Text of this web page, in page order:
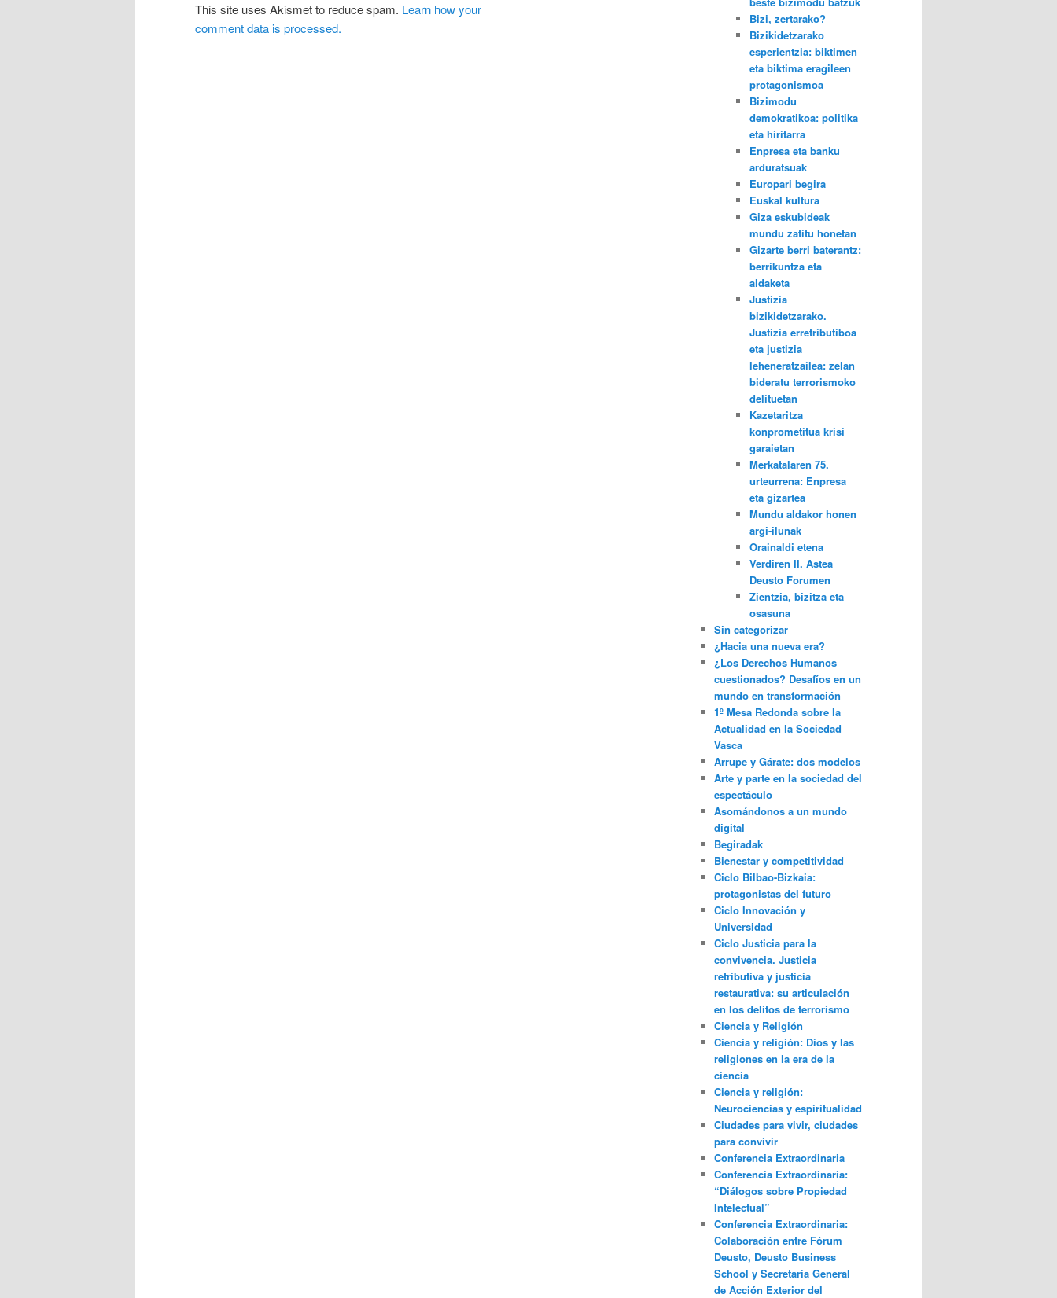
This site uses Akismet to reduce spam. Learn how your
comment data is processed.
Bizi, zertarako?
Bizikidetzarako
esperientzia: biktimen
eta biktima eragileen
protagonismoa
Bizimodu
demokratikoa: politika
eta hiritarra
Enpresa eta banku
arduratsuak
Europari begira
Euskal kultura
Giza eskubideak
mundu zatitu honetan
Gizarte berri baterantz:
berrikuntza eta
aldaketa
Justizia
bizikidetzarako.
Justizia erretributiboa
eta justizia
leheneratzailea: zelan
bideratu terrorismoko
delituetan
Kazetaritza
konprometitua krisi
garaietan
Merkatalaren 75.
urteurrena: Enpresa
eta gizartea
Mundu aldakor honen
argi-ilunak
Orainaldi etena
Verdiren II. Astea
Deusto Forumen
Zientzia, bizitza eta
osasuna
Sin categorizar
¿Hacia una nueva era?
¿Los Derechos Humanos
cuestionados? Desafíos en un
mundo en transformación
1º Mesa Redonda sobre la
Actualidad en la Sociedad
Vasca
Arrupe y Gárate: dos modelos
Arte y parte en la sociedad del
espectáculo
Asomándonos a un mundo
digital
Begiradak
Bienestar y competitividad
Ciclo Bilbao-Bizkaia:
protagonistas del futuro
Ciclo Innovación y
Universidad
Ciclo Justicia para la
convivencia. Justicia
retributiva y justicia
restaurativa: su articulación
en los delitos de terrorismo
Ciencia y Religión
Ciencia y religión: Dios y las
religiones en la era de la
ciencia
Ciencia y religión:
Neurociencias y espiritualidad
Ciudades para vivir, ciudades
para convivir
Conferencia Extraordinaria
Conferencia Extraordinaria:
“Diálogos sobre Propiedad
Intelectual”
Conferencia Extraordinaria:
Colaboración entre Fórum
Deusto, Deusto Business
School y Secretaría General
de Acción Exterior del